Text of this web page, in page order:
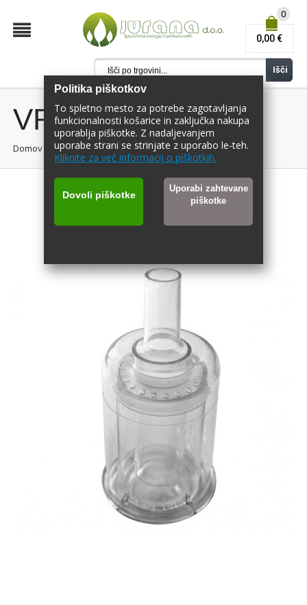
Politika piškotkov
To spletno mesto za potrebe zagotavljanja
funkcionalnosti košarice in zaključka nakupa
uporablja piškotke. Z nadaljevanjem
uporabe strani se strinjate z uporabo le-teh.
Kliknite za več informacij o piškotkih.
Dovoli piškotke
Uporabi zahtevane
piškotke
Išči
0
0,00 €
VRELNA VEHA 80
Domov VRELNA VEHA 80